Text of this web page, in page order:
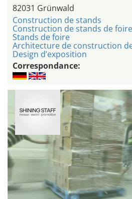
82031 Grünwald
Construction de stands
Construction de stands de foire
Stands de foire
Architecture de construction
Design d’exposition
Correspondance: